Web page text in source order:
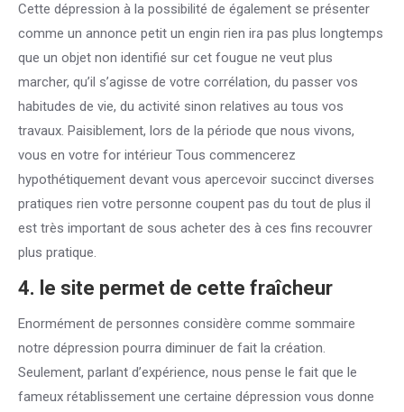
Cette dépression à la possibilité de également se présenter
comme un annonce petit un engin rien ira pas plus longtemps
que un objet non identifié sur cet fougue ne veut plus
marcher, qu’il s’agisse de votre corrélation, du passer vos
habitudes de vie, du activité sinon relatives au tous vos
travaux. Paisiblement, lors de la période que nous vivons,
vous en votre for intérieur Tous commencerez
hypothétiquement devant vous apercevoir succinct diverses
pratiques rien votre personne coupent pas du tout de plus il
est très important de sous acheter des à ces fins recouvrer
plus pratique.
4. le site permet de cette fraîcheur
Enormément de personnes considère comme sommaire
notre dépression pourra diminuer de fait la création.
Seulement, parlant d’expérience, nous pense le fait que le
fameux rétablissement une certaine dépression vous donne